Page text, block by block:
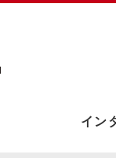
イン